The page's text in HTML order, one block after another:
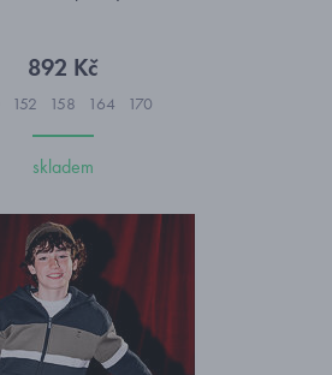
892 Kč
152 158 164 170
skladem